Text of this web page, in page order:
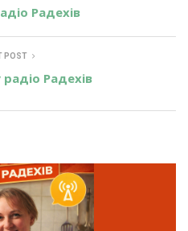
Радехів
POST
радіо Радехів